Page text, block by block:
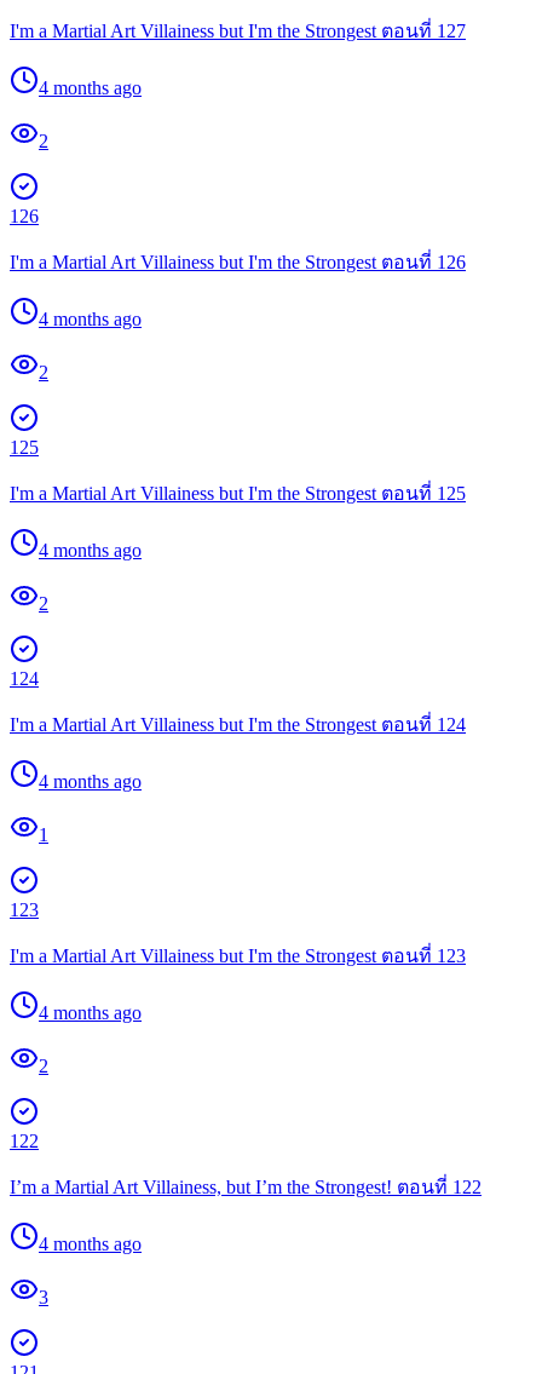
I'm a Martial Art Villainess but I'm the Strongest ตอนที่ 127
4 months ago
2
126
I'm a Martial Art Villainess but I'm the Strongest ตอนที่ 126
4 months ago
2
125
I'm a Martial Art Villainess but I'm the Strongest ตอนที่ 125
4 months ago
2
124
I'm a Martial Art Villainess but I'm the Strongest ตอนที่ 124
4 months ago
1
123
I'm a Martial Art Villainess but I'm the Strongest ตอนที่ 123
4 months ago
2
122
I’m a Martial Art Villainess, but I’m the Strongest! ตอนที่ 122
4 months ago
3